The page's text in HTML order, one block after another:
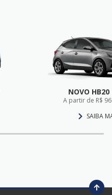
NOVO HB20
A partir de R$
SAIBA